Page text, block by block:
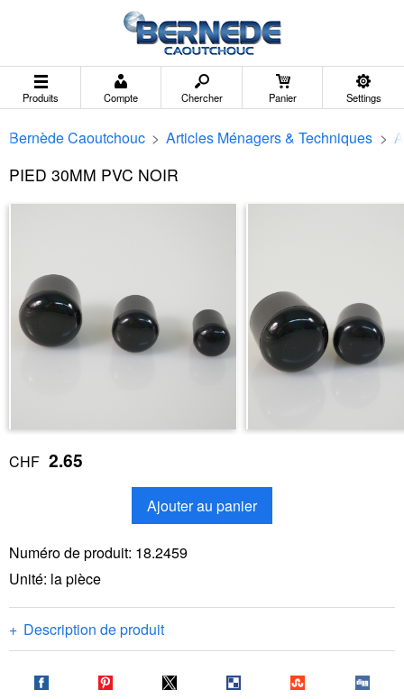
Produits Compte Chercher Panier Settings
Bernède Caoutchouc > Articles Ménagers & Techniques >
PIED 30MM PVC NOIR
CHF 2.65
Ajouter au panier
Numéro de produit: 18.2459
Unité: la pièce
Description de produit